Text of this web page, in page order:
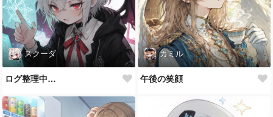
スクーダ
ログ整理中…
カミル
午後の笑顔